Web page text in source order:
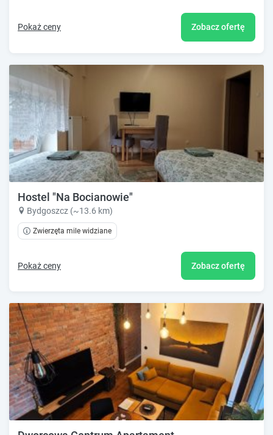
Pokaż ceny Zobacz ofertę
Hostel "Na Bocianowie"
Bydgoszcz (~13.6 km)
Zwierzęta mile widziane
Pokaż ceny Zobacz ofertę